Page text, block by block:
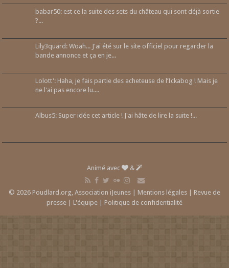
babar50: est ce la suite des sets du château qui sont déjà sortie
?...
Lily3quard: Woah... J'ai été sur le site officiel pour regarder la
bande annonce et ça en je...
Lolott': Haha, je fais partie des acheteuse de l’Ickabog ! Mais je
ne l'ai pas encore lu....
Albus5: Super idée cet article ! J'ai hâte de lire la suite !...
Animé avec &
© 2026 Poudlard.org, Association iJeunes | Mentions légales | Revue de
presse | L'équipe | Politique de confidentialité